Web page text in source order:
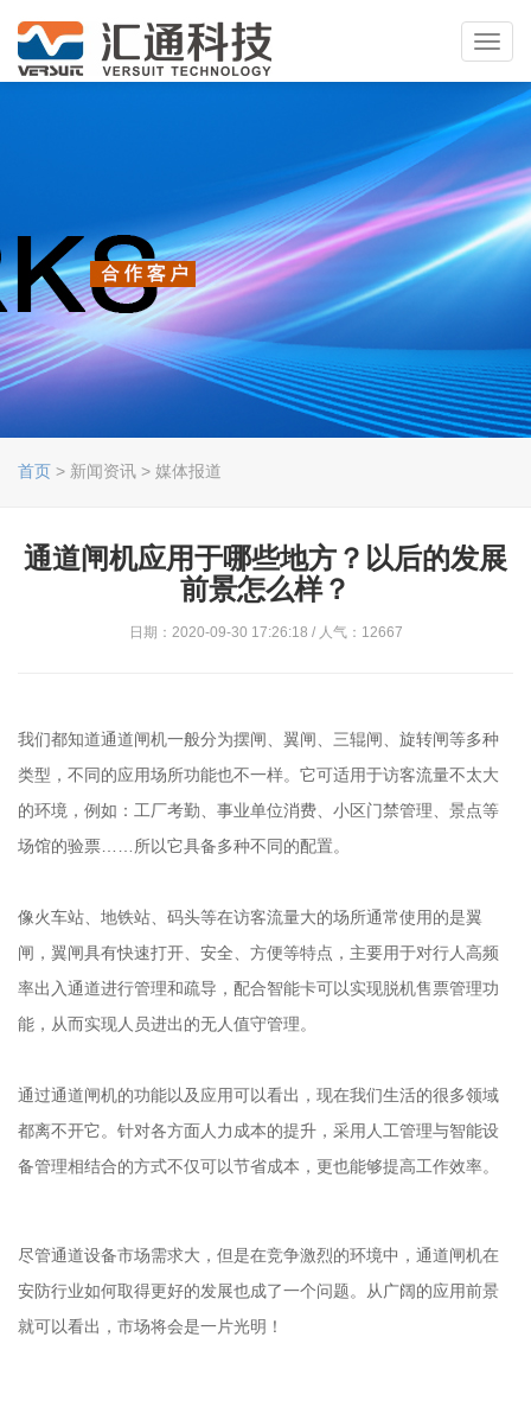
首页 > 新闻资讯 > 媒体报道
通道闸机应用于哪些地方？以后的发展
前景怎么样？
日期：2020-09-30 17:26:18 / 人气：12667
我们都知道通道闸机一般分为摆闸、翼闸、三辊闸、旋转闸等多种
类型，不同的应用场所功能也不一样。它可适用于访客流量不太大
的环境，例如：工厂考勤、事业单位消费、小区门禁管理、景点等
场馆的验票……所以它具备多种不同的配置。
像火车站、地铁站、码头等在访客流量大的场所通常使用的是翼
闸，翼闸具有快速打开、安全、方便等特点，主要用于对行人高频
率出入通道进行管理和疏导，配合智能卡可以实现脱机售票管理功
能，从而实现人员进出的无人值守管理。
通过通道闸机的功能以及应用可以看出，现在我们生活的很多领域
都离不开它。针对各方面人力成本的提升，采用人工管理与智能设
备管理相结合的方式不仅可以节省成本，更也能够提高工作效率。
尽管通道设备市场需求大，但是在竞争激烈的环境中，通道闸机在
安防行业如何取得更好的发展也成了一个问题。从广阔的应用前景
就可以看出，市场将会是一片光明！